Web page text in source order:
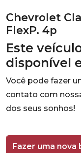
Chevrolet
FlexP. 4p
Este
disponível
Você pode fazer
contato com
dos seus sonhos!
Fazer uma nova